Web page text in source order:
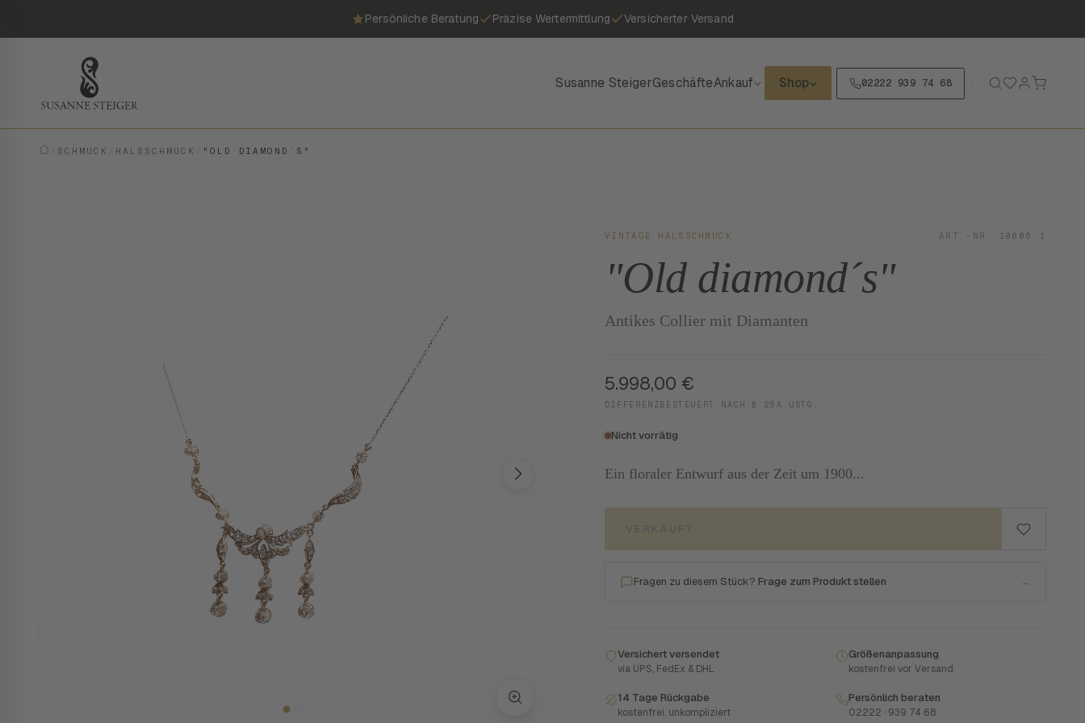
Persönliche Beratung Präzise Wertermittlung Versicherter Versand
Susanne SteigerGeschäfteAnkauf Shop 02222 939 74 68
SCHMUCK HALSSCHMUCK "OLD DIAMOND´S"
VINTAGE HALSSCHMUCK ART.-NR. 10006.1
"Old diamond´s"
Antikes Collier mit Diamanten
5.998,00 €
DIFFERENZBESTEUERT NACH § 25A USTG.
Nicht vorrätig
Ein floraler Entwurf aus der Zeit um 1900...
Fragen zu diesem Stück? Frage zum Produkt stellen →
Versichert versendet
via UPS, FedEx & DHL
Größenanpassung
kostenfrei vor Versand
14 Tage Rückgabe
kostenfrei, unkompliziert
Persönlich beraten
02222 · 939 74 68